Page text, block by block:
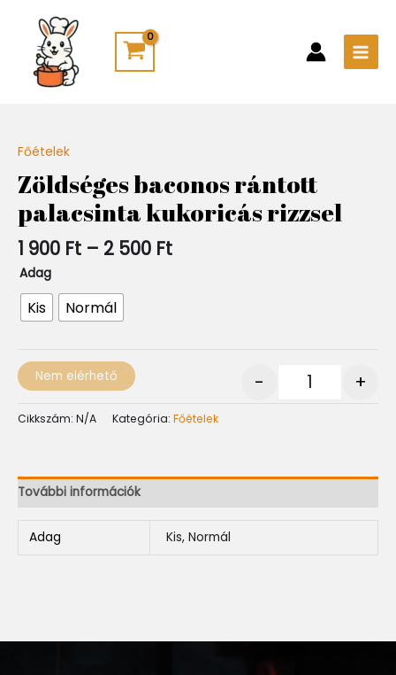
content
Főételek
Zöldséges baconos rántott
palacsinta kukoricás rizzsel
1 900 Ft – 2 500 Ft
900 Ft
-
2
500 Ft
Adag
Kis Normál
- +
Nem elérhető
Cikkszám: N/A Kategória: Főételek
További információk
Adag Kis, Normál